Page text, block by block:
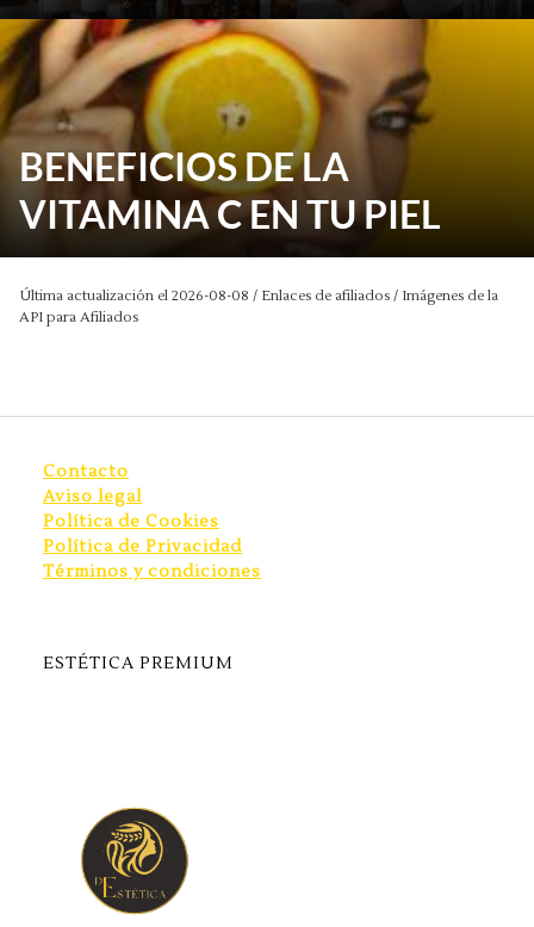
BENEFICIOS DE LA
VITAMINA C EN TU PIEL
Última actualización el 2026-08-08 / Enlaces de afiliados / Imágenes de la
API para Afiliados
Contacto
Aviso legal
Política de Cookies
Política de Privacidad
Términos y condiciones
ESTÉTICA PREMIUM